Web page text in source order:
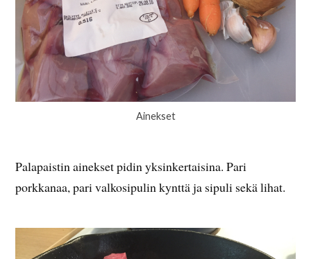
Ainekset
Palapaistin ainekset pidin yksinkertaisina. Pari
porkkanaa, pari valkosipulin kynttä ja sipuli sekä lihat.